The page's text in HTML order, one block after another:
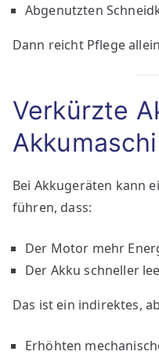
Abgenutzten
Dann reicht Pflege
Verkürzte
Bei Akkugeräten kann
führen, dass:
Der Motor mehr
Der Akku schneller
Das ist ein indirektes,
Erhöhten